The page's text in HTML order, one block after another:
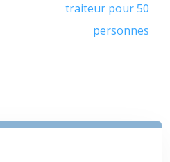
traiteur pour 50
personnes